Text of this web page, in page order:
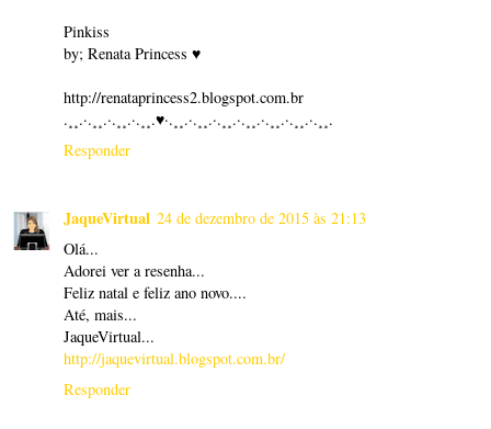
Pinkiss
by; Renata Princess ♥
http://renataprincess2.blogspot.com.br
.¸¸.·.¸¸.·.¸¸.·.¸¸.♥·.¸¸.·.¸¸.·.¸¸.·.¸¸.·.¸¸.·.¸¸.·.¸¸.
Responder
JaqueVirtual 24 de dezembro de 2015 às 21:13
Olá...
Adorei ver a resenha...
Feliz natal e feliz ano novo....
Até, mais...
JaqueVirtual...
http://jaquevirtual.blogspot.com.br/
Responder